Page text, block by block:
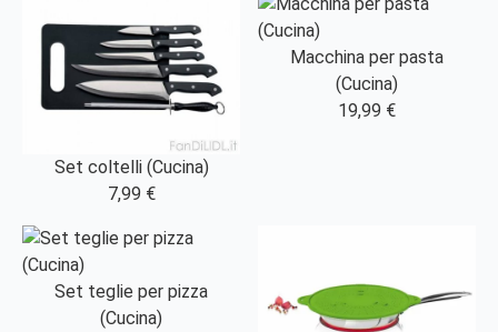
Set coltelli (Cucina)
7,99 €
Macchina per pasta
(Cucina)
19,99 €
Set teglie per pizza
(Cucina)